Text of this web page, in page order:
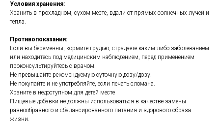
Условия хранения:
Хранить в прохладном, сухом месте, вдали от прямых солнечных лучей и
тепла.
Противопоказания:
Если вы беременны, кормите грудью, страдаете каким-либо заболеванием
или находитесь под медицинским наблюдением, перед применением
проконсультируйтесь с врачом.
Не превышайте рекомендуемую суточную дозу/дозу.
Не покупайте и не употребляйте, если печать сломана.
Храните в недоступном для детей месте
Пищевые добавки не должны использоваться в качестве замены
разнообразного и сбалансированного питания и здорового образа
жизни.